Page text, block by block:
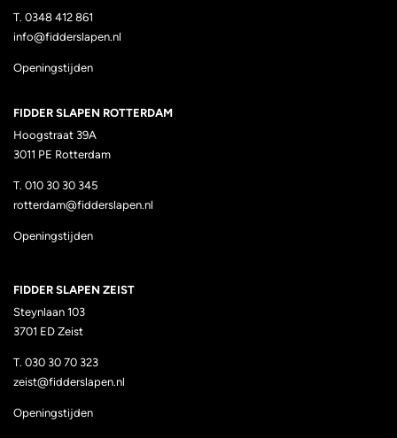
T. 0348 412 861
info@fidderslapen.nl
Openingstijden
FIDDER SLAPEN ROTTERDAM
Hoogstraat 39A
3011 PE Rotterdam
T. 010 30 30 345
rotterdam@fidderslapen.nl
Openingstijden
FIDDER SLAPEN ZEIST
Steynlaan 103
3701 ED Zeist
T. 030 30 70 323
zeist@fidderslapen.nl
Openingstijden